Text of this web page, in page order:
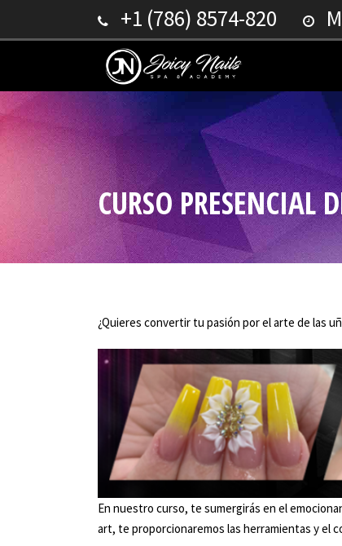
+1 (786) 8574-820
CURSO PRESENCIAL
¿Quieres convertir tu pasión por el arte de las
En nuestro curso, te sumergirás en el
art, te proporcionaremos las herramientas y el